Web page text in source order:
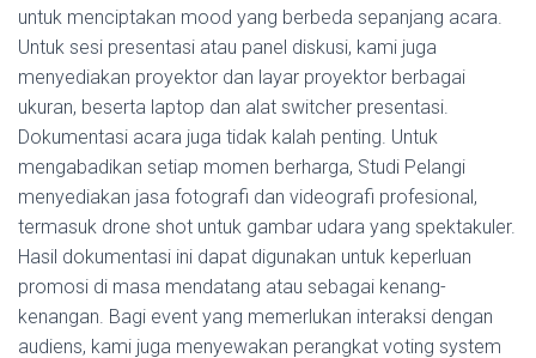
untuk menciptakan mood yang berbeda sepanjang acara.
Untuk sesi presentasi atau panel diskusi, kami juga
menyediakan proyektor dan layar proyektor berbagai
ukuran, beserta laptop dan alat switcher presentasi.
Dokumentasi acara juga tidak kalah penting. Untuk
mengabadikan setiap momen berharga, Studi Pelangi
menyediakan jasa fotografi dan videografi profesional,
termasuk drone shot untuk gambar udara yang spektakuler.
Hasil dokumentasi ini dapat digunakan untuk keperluan
promosi di masa mendatang atau sebagai kenang-
kenangan. Bagi event yang memerlukan interaksi dengan
audiens, kami juga menyewakan perangkat voting system